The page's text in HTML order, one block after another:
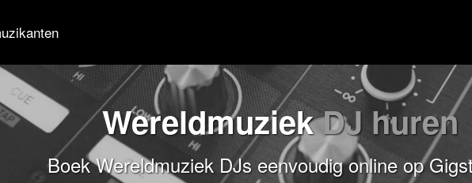
WereldmuziekDJ huren
Boek Wereldmuziek DJs eenvoudig online op